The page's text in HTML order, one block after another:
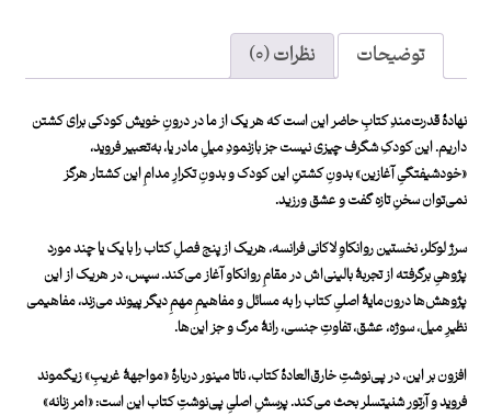
توضیحات نظرات (۰)
نهادۀ قدرت‌مندِ کتابِ حاضر این است که هر یک از ما در درونِ خویش کودکی برای کشتن
داریم. این کودکِ شگرف چیزی نیست جز بازنمودِ میلِ مادر یا، به‌تعبیر فروید،
«خودشیفتگیِ آغازین» بدونِ کشتنِ این کودک و بدونِ تکرارِ مدامِ این کشتار هرگز
نمی‌توان سخنِ تازه گفت و عشق ورزید.
سرژ لوکلر، نخستین روانکاوِ لاکانی فرانسه، هریک از پنج فصلِ کتاب را با یک یا چند مورد
پژوهیِ برگرفته از تجربۀ بالینی‌اش در مقامِ روانکاو آغاز می‌کند. سپس، در هریک از این
پژوهش‌ها درون‌مایۀ اصلیِ کتاب را به مسائل و مفاهیمِ مهمِ دیگر پیوند می‌زند، مفاهیمی
نظیرِ میل، سوژه، عشق، ‌تفاوتِ جنسی، رانۀ مرگ و جز این‌ها.
افزون بر این، در پی‌نوشتِ خارق‌العادۀ کتاب، ناتا مینور دربارۀ «مواجهۀ غریبِ» زیگموند
فروید و آرتور شنیتسلر بحث می‌کند. پرسشِ اصلیِ پی‌نوشتِ کتاب این است: «امر زنانه»